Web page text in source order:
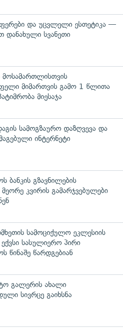
და უცვლელი ესთეტიკა —
დანახული სვანეთი
მოსამართლისთვის
მიმართვის გამო 1 წლითა
მიესაჯა
სამოგზაურო დაზღვევა და
ინტერნეტი
ბანკის გზავნილების
მეორე კვირის გამარჯვებულები
სამოციქულო ეკლესიის
სასულიერო პირი
წინაშე წარდგებიან
გალერის ახალი
სივრცე გაიხსნა